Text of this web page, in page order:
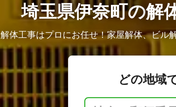
埼玉県伊奈町の解
解体工事はプロにお任せ！家屋解体、ビル
どの地域